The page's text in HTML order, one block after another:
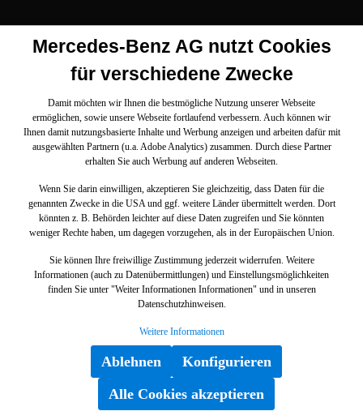
Mercedes-Benz AG nutzt Cookies
für verschiedene Zwecke
Damit möchten wir Ihnen die bestmögliche Nutzung unserer Webseite
ermöglichen, sowie unsere Webseite fortlaufend verbessern. Auch können wir
Ihnen damit nutzungsbasierte Inhalte und Werbung anzeigen und arbeiten dafür mit
ausgewählten Partnern (u.a. Adobe Analytics) zusammen. Durch diese Partner
erhalten Sie auch Werbung auf anderen Webseiten.
Wenn Sie darin einwilligen, akzeptieren Sie gleichzeitig, dass Daten für die
genannten Zwecke in die USA und ggf. weitere Länder übermittelt werden. Dort
könnten z. B. Behörden leichter auf diese Daten zugreifen und Sie könnten
weniger Rechte haben, um dagegen vorzugehen, als in der Europäischen Union.
Sie können Ihre freiwillige Zustimmung jederzeit widerrufen. Weitere
Informationen (auch zu Datenübermittlungen) und Einstellungsmöglichkeiten
finden Sie unter "Weiter Informationen Informationen" und in unseren
Datenschutzhinweisen.
Weitere Informationen
Ablehnen
Konfigurieren
Alle Cookies akzeptieren